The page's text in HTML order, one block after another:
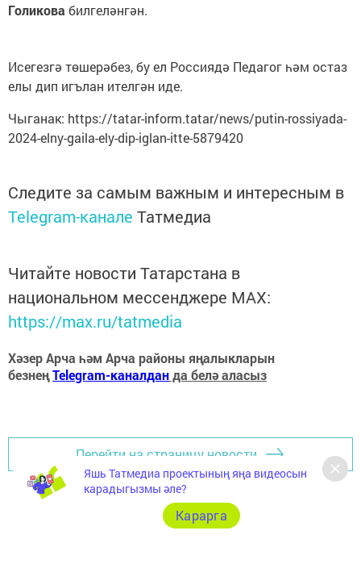
Голикова билгеләнгән.
Исегезгә төшерәбез, бу ел Россиядә Педагог һәм остаз
елы дип игълан ителгән иде.
Чыганак: https://tatar-inform.tatar/news/putin-rossiyada-
2024-elny-gaila-ely-dip-iglan-itte-5879420
Следите за самым важным и интересным в
Telegram-канале Татмедиа
Читайте новости Татарстана в
национальном мессенджере MАХ:
https://max.ru/tatmedia
Хәзер Арча һәм Арча районы яңалыкларын
безнеңTelegram-каналданда белә аласыз
Перейти на страницу новости
Яшь Татмедиа проектының яңа видеосын
карадыгызмы әле?
Карарга